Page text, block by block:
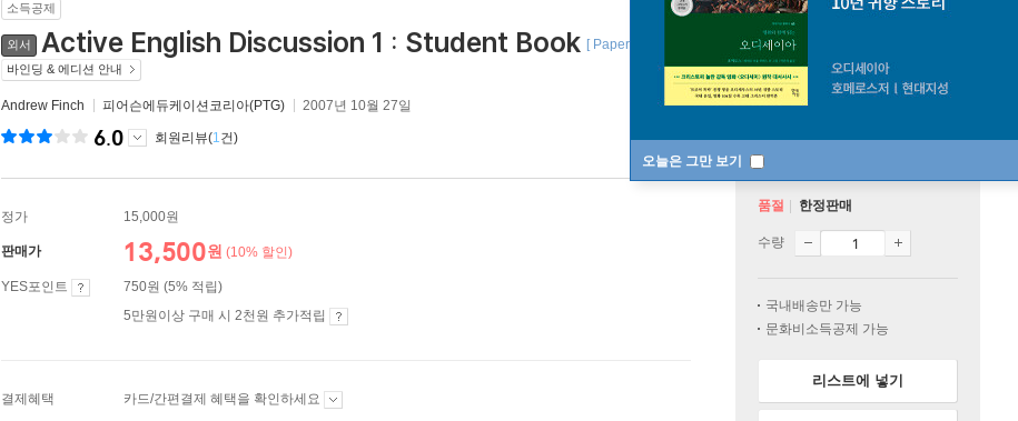
오늘은 그만 보기
소득공제
외서 Active English Discussion 1 : Student Book [ Paperback + Audio CD 1/ Answer Key 포함 ]
바인딩 & 에디션 안내
Andrew Finch 피어슨에듀케이션코리아(PTG) 2007년 10월 27일
6.0 회원리뷰(1건)
정가 15,000원
판매가 13,500원 (10% 할인)
YES포인트
750원 (5% 적립)
5만원이상 구매 시 2천원 추가적립
결제혜택 카드/간편결제 혜택을 확인하세요
품절 한정판매
수량
국내배송만 가능
문화비소득공제 가능
리스트에 넣기